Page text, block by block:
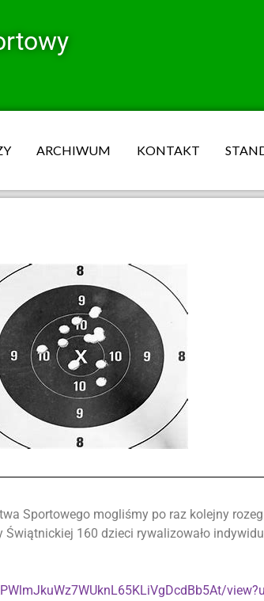
ARCHIWUM KONTAKT
Sportowego mogliśmy po raz kolejny
160 dzieci rywalizowało